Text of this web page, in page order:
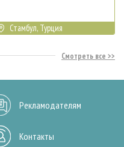
Стамбул, Турция
Смотреть все
Рекламодателям
Контакты